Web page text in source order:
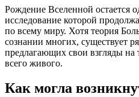
Рождение Вселенной остается
исследование которой
по всему миру. Хотя теория
сознании многих, существует
предлагающих свои взгляды на
всего живого.
Как могла